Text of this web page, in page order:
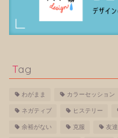
Tag
わがまま カラーセッション
ネガティブ ヒステリー
余裕がない 克服 友達